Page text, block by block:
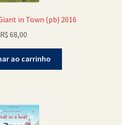
in Town (pb) 2016
R$ 68,00
ao carrinho